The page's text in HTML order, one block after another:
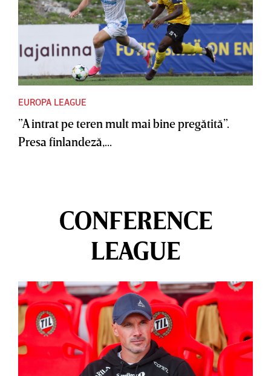
EUROPA LEAGUE
”A intrat pe teren mult mai bine pregătită”.
Presa finlandeză,...
CONFERENCE
LEAGUE